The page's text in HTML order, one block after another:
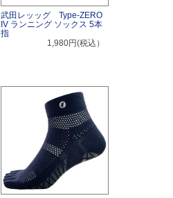
武田レッッグ Type-ZERO
IV ランニング ソックス 5本
指
1,980円(税込）